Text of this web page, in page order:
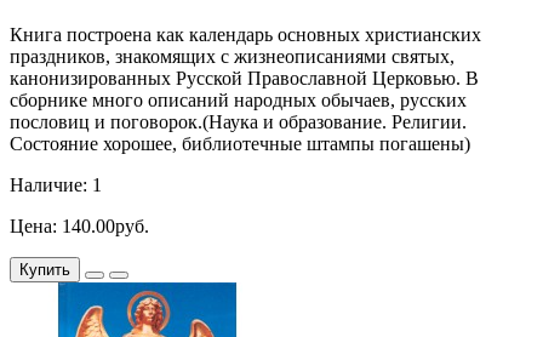
Книга построена как календарь основных христианских
праздников, знакомящих с жизнеописаниями святых,
канонизированных Русской Православной Церковью. В
сборнике много описаний народных обычаев, русских
пословиц и поговорок.(Наука и образование. Религии.
Состояние хорошее, библиотечные штампы погашены)
Наличие: 1
Цена: 140.00руб.
Купить